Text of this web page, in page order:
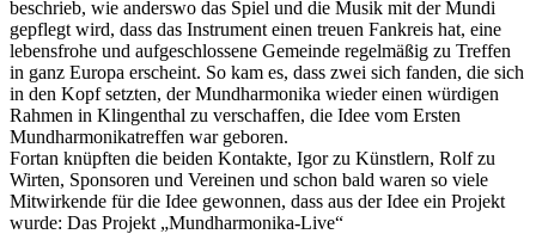
beschrieb, wie anderswo das Spiel und die Musik mit der Mundi
gepflegt wird, dass das Instrument einen treuen Fankreis hat, eine
lebensfrohe und aufgeschlossene Gemeinde regelmäßig zu Treffen
in ganz Europa erscheint. So kam es, dass zwei sich fanden, die sich
in den Kopf setzten, der Mundharmonika wieder einen würdigen
Rahmen in Klingenthal zu verschaffen, die Idee vom Ersten
Mundharmonikatreffen war geboren.
Fortan knüpften die beiden Kontakte, Igor zu Künstlern, Rolf zu
Wirten, Sponsoren und Vereinen und schon bald waren so viele
Mitwirkende für die Idee gewonnen, dass aus der Idee ein Projekt
wurde: Das Projekt „Mundharmonika-Live“